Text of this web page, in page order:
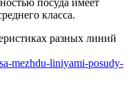
класса.
разных линий
mezhdu-liniyami-posudy-